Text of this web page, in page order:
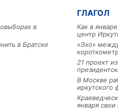
в
в Братске
ГЛАГОЛ
Как в
центр
«Эхо»
21 проект
В Москве
иркутского
января